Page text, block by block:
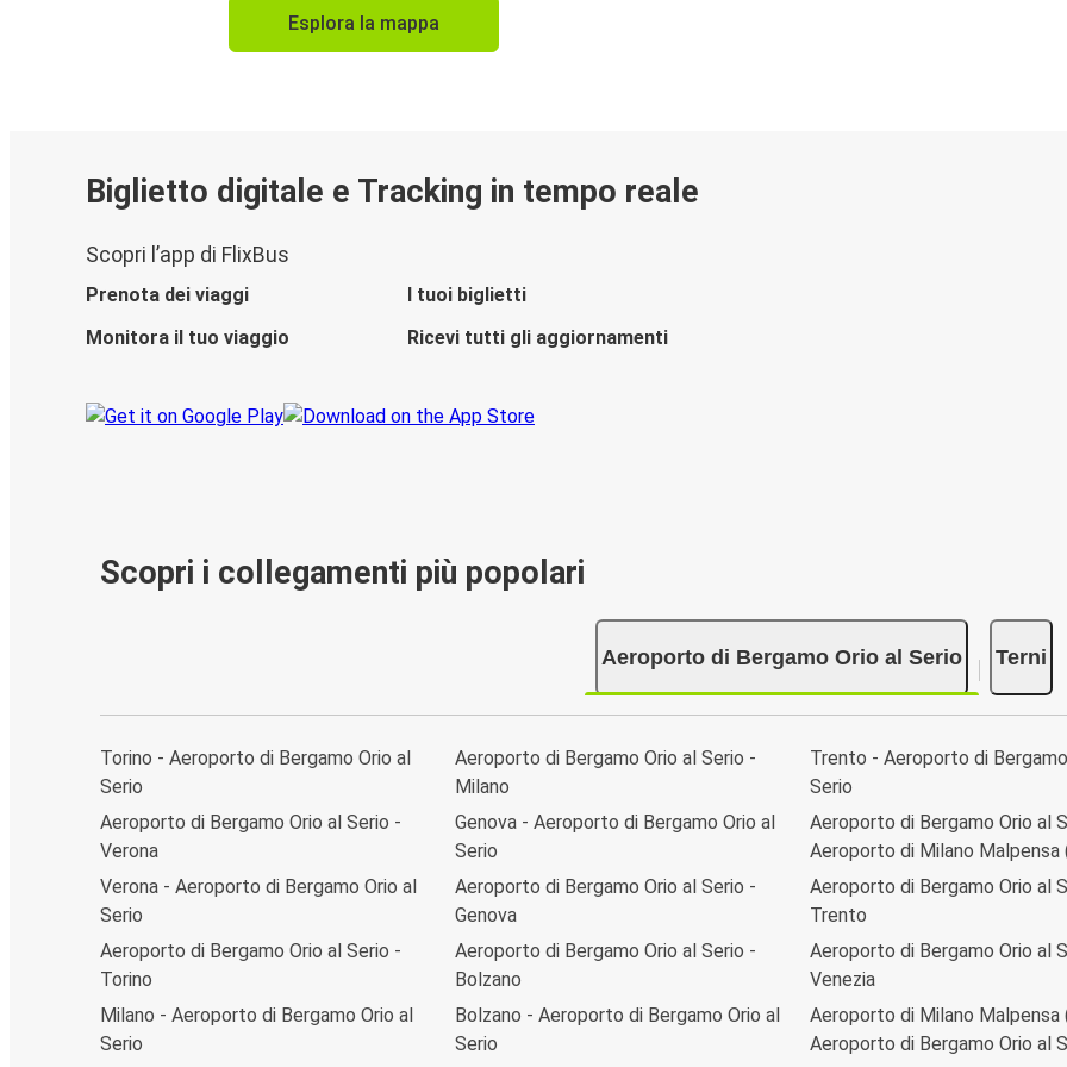
Esplora la mappa
Biglietto digitale e Tracking in tempo reale
Scopri l’app di FlixBus
Prenota dei viaggi
I tuoi biglietti
Monitora il tuo viaggio
Ricevi tutti gli aggiornamenti
Scopri i collegamenti più popolari
Aeroporto di Bergamo Orio al Serio Terni
Torino - Aeroporto di Bergamo Orio al
Serio
Aeroporto di Bergamo Orio al Serio -
Verona
Verona - Aeroporto di Bergamo Orio al
Serio
Aeroporto di Bergamo Orio al Serio -
Torino
Milano - Aeroporto di Bergamo Orio al
Serio
Aeroporto di Bergamo Orio al Serio -
Milano
Genova - Aeroporto di Bergamo Orio al
Serio
Aeroporto di Bergamo Orio al Serio -
Genova
Aeroporto di Bergamo Orio al Serio -
Bolzano
Bolzano - Aeroporto di Bergamo Orio al
Serio
Trento - Aeroporto di
Serio
Aeroporto di Bergamo Orio al
Aeroporto di Milano Malpensa
Aeroporto di Bergamo Orio al
Trento
Aeroporto di Bergamo Orio al
Venezia
Aeroporto di Milano Malpensa
Aeroporto di Bergamo Orio al